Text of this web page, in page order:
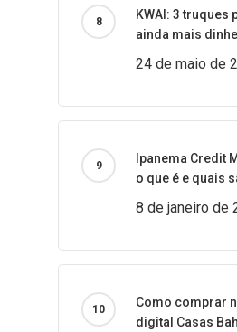
KWAI: 3 truques
ainda mais
24 de maio de
Ipanema Credit
o que é e quais
8 de janeiro de
Como comprar
digital Casas